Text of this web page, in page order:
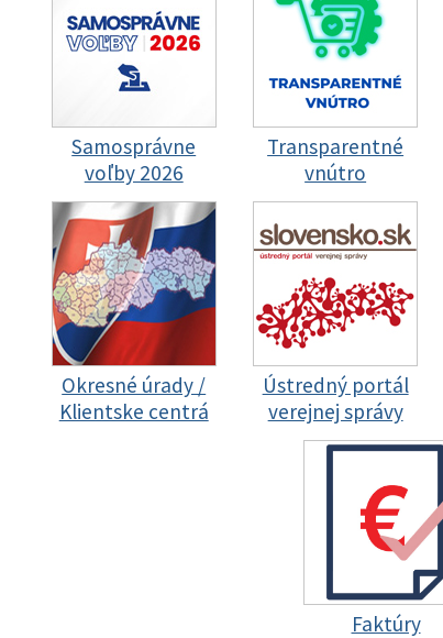
Samosprávne
voľby 2026
Transparentné
vnútro
Okresné úrady /
Klientske centrá
Ústredný portál
verejnej správy
Faktúry